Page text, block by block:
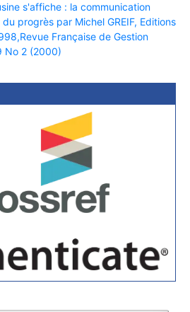
s'affiche : la communication
progrès par Michel GREIF, Editions
Française de Gestion
No 2 (2000)